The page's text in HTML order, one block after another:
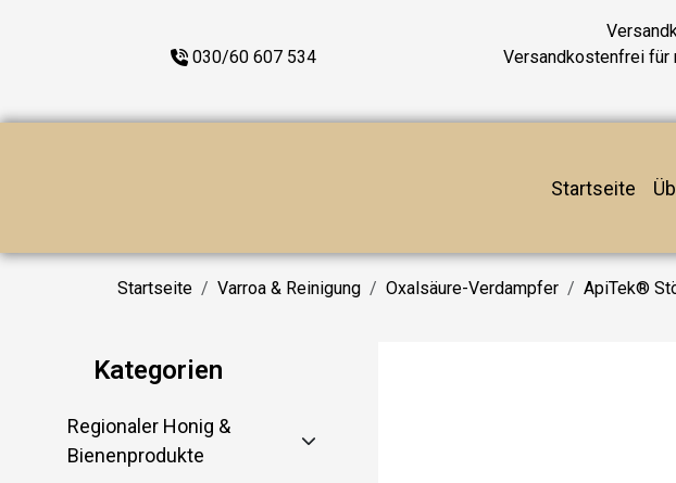
030/60 607 534
Versandkostenfrei für
Startseite
Startseite Varroa & Reinigung Oxalsäure-Verdampfer ApiTek®
Kategorien
Regionaler Honig &
Bienenprodukte